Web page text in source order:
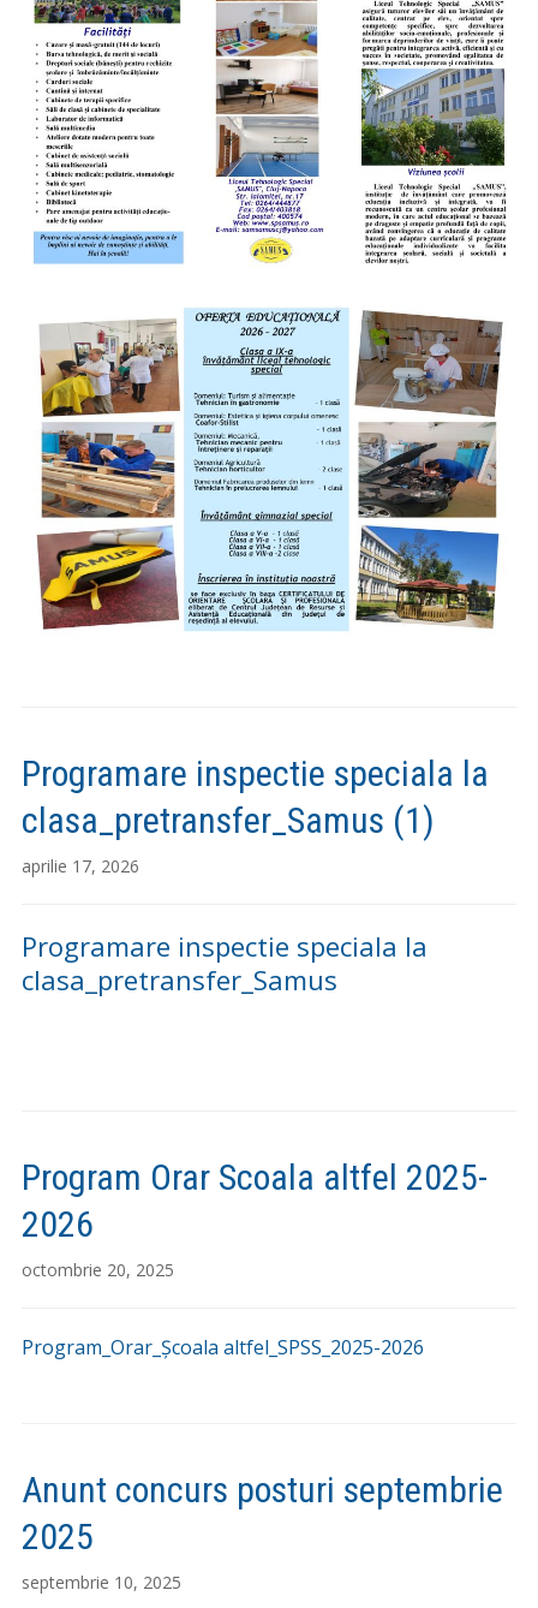
Programare inspectie speciala la
clasa_pretransfer_Samus (1)
aprilie 17, 2026
Programare inspectie speciala la
clasa_pretransfer_Samus
Program Orar Scoala altfel 2025-
2026
octombrie 20, 2025
Program_Orar_Școala altfel_SPSS_2025-2026
Anunt concurs posturi septembrie
2025
septembrie 10, 2025